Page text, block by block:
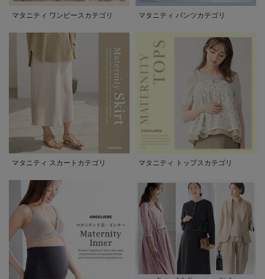
マタニティ ワンピースカテゴリ マタニティ パンツカテゴリ
マタニティ スカートカテゴリ マタニティ トップスカテゴリ